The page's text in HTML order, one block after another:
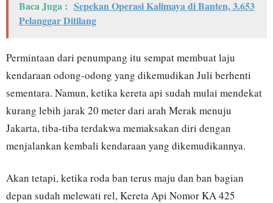
Baca Juga : Sepekan Operasi Kalimaya di Banten, 3.653
Pelanggar Ditilang
Permintaan dari penumpang itu sempat membuat laju
kendaraan odong-odong yang dikemudikan Juli berhenti
sementara. Namun, ketika kereta api sudah mulai mendekat
kurang lebih jarak 20 meter dari arah Merak menuju
Jakarta, tiba-tiba terdakwa memaksakan diri dengan
menjalankan kembali kendaraan yang dikemudikannya.
Akan tetapi, ketika roda ban terus maju dan ban bagian
depan sudah melewati rel, Kereta Api Nomor KA 425